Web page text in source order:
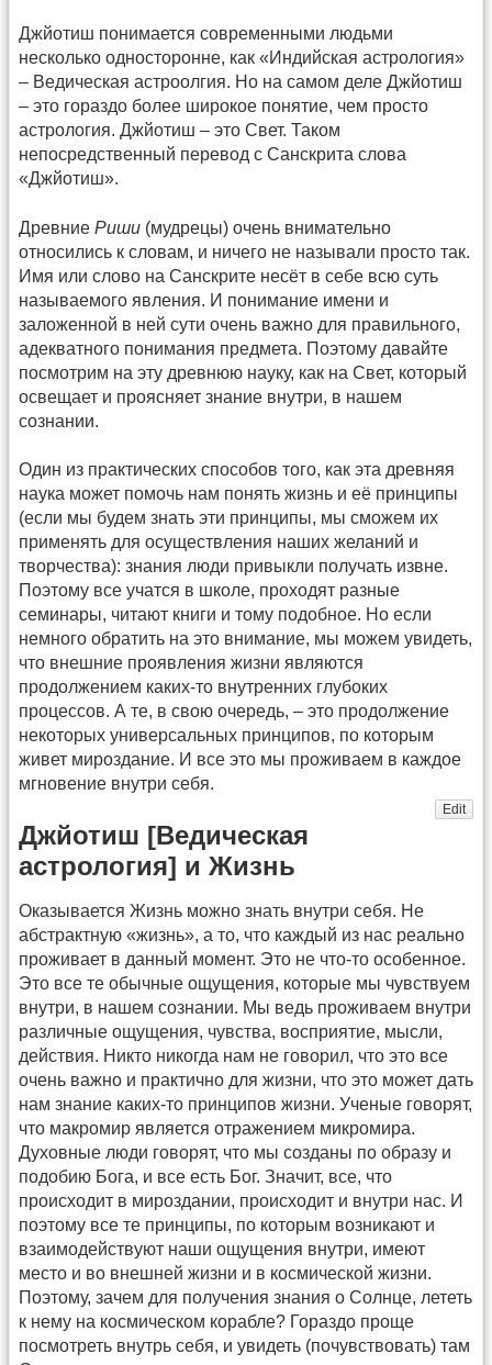
Джйотиш понимается современными людьми
несколько односторонне, как «Индийская астрология»
– Ведическая астроолгия. Но на самом деле Джйотиш
– это гораздо более широкое понятие, чем просто
астрология. Джйотиш – это Свет. Таком
непосредственный перевод с Санскрита слова
«Джйотиш».
Древние Риши (мудрецы) очень внимательно
относились к словам, и ничего не называли просто так.
Имя или слово на Санскрите несёт в себе всю суть
называемого явления. И понимание имени и
заложенной в ней сути очень важно для правильного,
адекватного понимания предмета. Поэтому давайте
посмотрим на эту древнюю науку, как на Свет, который
освещает и проясняет знание внутри, в нашем
сознании.
Один из практических способов того, как эта древняя
наука может помочь нам понять жизнь и её принципы
(если мы будем знать эти принципы, мы сможем их
применять для осуществления наших желаний и
творчества): знания люди привыкли получать извне.
Поэтому все учатся в школе, проходят разные
семинары, читают книги и тому подобное. Но если
немного обратить на это внимание, мы можем увидеть,
что внешние проявления жизни являются
продолжением каких-то внутренних глубоких
процессов. А те, в свою очередь, – это продолжение
некоторых универсальных принципов, по которым
живет мироздание. И все это мы проживаем в каждое
мгновение внутри себя.
Edit
Джйотиш [Ведическая
астрология] и Жизнь
Оказывается Жизнь можно знать внутри себя. Не
абстрактную «жизнь», а то, что каждый из нас реально
проживает в данный момент. Это не что-то особенное.
Это все те обычные ощущения, которые мы чувствуем
внутри, в нашем сознании. Мы ведь проживаем внутри
различные ощущения, чувства, восприятие, мысли,
действия. Никто никогда нам не говорил, что это все
очень важно и практично для жизни, что это может дать
нам знание каких-то принципов жизни. Ученые говорят,
что макромир является отражением микромира.
Духовные люди говорят, что мы созданы по образу и
подобию Бога, и все есть Бог. Значит, все, что
происходит в мироздании, происходит и внутри нас. И
поэтому все те принципы, по которым возникают и
взаимодействуют наши ощущения внутри, имеют
место и во внешней жизни и в космической жизни.
Поэтому, зачем для получения знания о Солнце, лететь
к нему на космическом корабле? Гораздо проще
посмотреть внутрь себя, и увидеть (почувствовать) там